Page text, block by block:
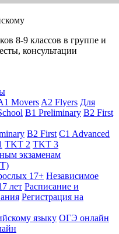
8-9 классов в группе и
консультации
Movers A2 Flyers Для
B1 Preliminary B2 First
B2 First C1 Advanced
TKT 2 TKT 3
экзаменам
17+ Независимое
лет Расписание и
Регистрация на
языку ОГЭ онлайн